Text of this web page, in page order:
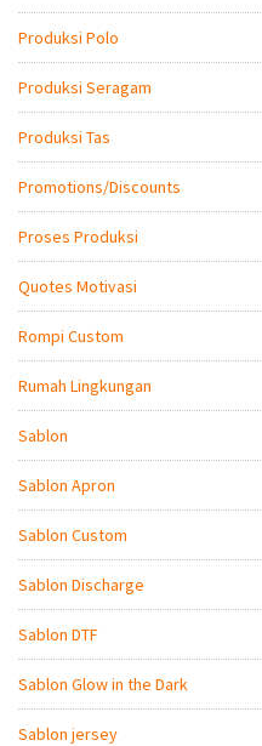
Produksi Polo
Produksi Seragam
Produksi Tas
Promotions/Discounts
Proses Produksi
Quotes Motivasi
Rompi Custom
Rumah Lingkungan
Sablon
Sablon Apron
Sablon Custom
Sablon Discharge
Sablon DTF
Sablon Glow in the Dark
Sablon jersey